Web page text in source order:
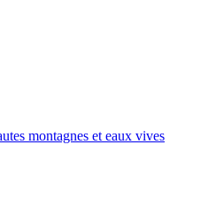
montagnes et eaux vives